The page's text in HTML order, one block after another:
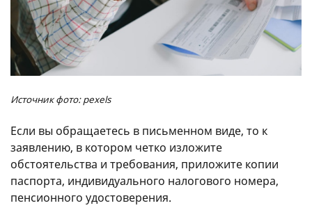
Источник фото: pexels
Если вы обращаетесь в письменном виде, то к
заявлению, в котором четко изложите
обстоятельства и требования, приложите копии
паспорта, индивидуального налогового номера,
пенсионного удостоверения.